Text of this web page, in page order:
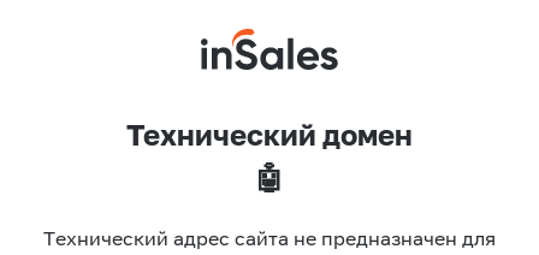
Технический домен
🤖
Технический адрес сайта не предназначен для